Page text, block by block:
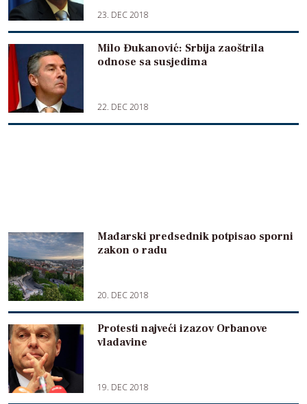
23. DEC 2018
Milo Đukanović: Srbija zaoštrila
odnose sa susjedima
22. DEC 2018
Mađarski predsednik potpisao sporni
zakon o radu
20. DEC 2018
Protesti najveći izazov Orbanove
vladavine
19. DEC 2018